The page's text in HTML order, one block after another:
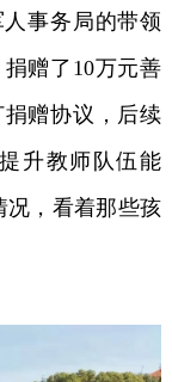
事务局的带领
赠了10万元善
赠协议，后续
升教师队伍能
况，看着那些孩